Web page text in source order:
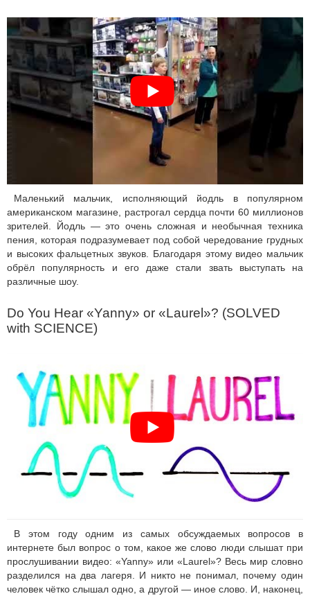
Маленький мальчик, исполняющий йодль в популярном
американском магазине, растрогал сердца почти 60 миллионов
зрителей. Йодль — это очень сложная и необычная техника
пения, которая подразумевает под собой чередование грудных
и высоких фальцетных звуков. Благодаря этому видео мальчик
обрёл популярность и его даже стали звать выступать на
различные шоу.
Do You Hear «Yanny» or «Laurel»? (SOLVED
with SCIENCE)
В этом году одним из самых обсуждаемых вопросов в
интернете был вопрос о том, какое же слово люди слышат при
прослушивании видео: «Yanny» или «Laurel»? Весь мир словно
разделился на два лагеря. И никто не понимал, почему один
человек чётко слышал одно, а другой — иное слово. И, наконец,